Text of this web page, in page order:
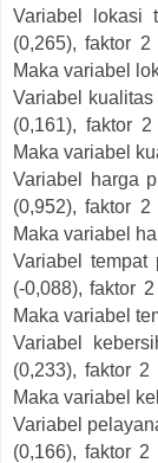
Variabel lokasi
(0,265), faktor
Maka variabel
Variabel
(0,161), faktor
Maka variabel
Variabel harga
(0,952), faktor
Maka variabel
Variabel tempat
(-0,088), faktor
Maka variabel
Variabel
(0,233), faktor 2
Maka variabel
Variabel
(0,166), faktor